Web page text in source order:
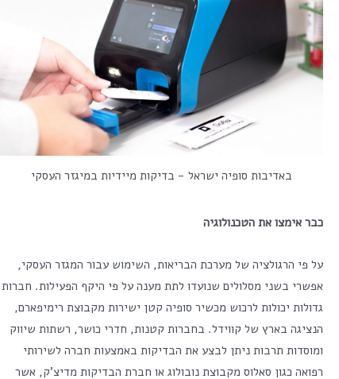
באדיבות סופיה ישראל - בדיקות מיידיות במיגזר העסקי
כבר אימצו את הטכנולוגיה
על פי הרגולציה של מערכת הבריאות, השימוש עבור המגזר העסקי,
אפשרי בשני מסלולים שנועדו לתת מענה על פי היקף הפעילות. חברות
גדולות יכולות לרכוש מכשיר סופיה קטן ישירות מקבוצת רימיפארם,
הנציגה בארץ של קווידל. בחברות קטנות, חדרי כושר, רשתות שיווק
ומוסדות תרבות ניתן לבצע את הבדיקות באמצעות חברה לשירותי
רפואה כגון סאלוס מקבוצת נובולוג או חברת הבדיקות מדיצ'ק, אשר